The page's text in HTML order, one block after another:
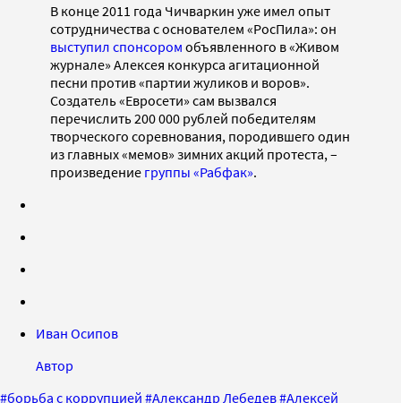
В конце 2011 года Чичваркин уже имел опыт
сотрудничества с основателем «РосПила»: он
выступил спонсором объявленного в «Живом
журнале» Алексея конкурса агитационной
песни против «партии жуликов и воров».
Создатель «Евросети» сам вызвался
перечислить 200 000 рублей победителям
творческого соревнования, породившего один
из главных «мемов» зимних акций протеста, –
произведение группы «Рабфак».
Иван Осипов
Автор
#борьба с коррупцией #Александр Лебедев#Алексей